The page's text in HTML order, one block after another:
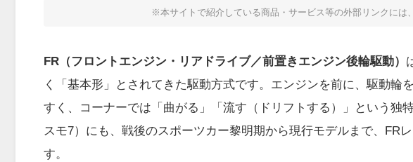
※本サイトで紹介している商品・サービス等の外部リンクには
FR（フロントエンジン・リアドライブ／前置きエンジン後輪駆動）
く「基本形」とされてきた駆動方式です。エンジンを前に、駆動輪
すく、コーナーでは「曲がる」「流す（ドリフトする）」という独
スモ7）にも、戦後のスポーツカー黎明期から現行モデルまで、FR
す。